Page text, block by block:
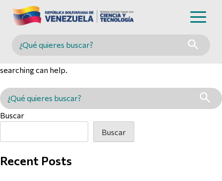
Buscar en MINCYT
searching can help.
Buscar en MINCYT
Buscar
Buscar
Recent Posts